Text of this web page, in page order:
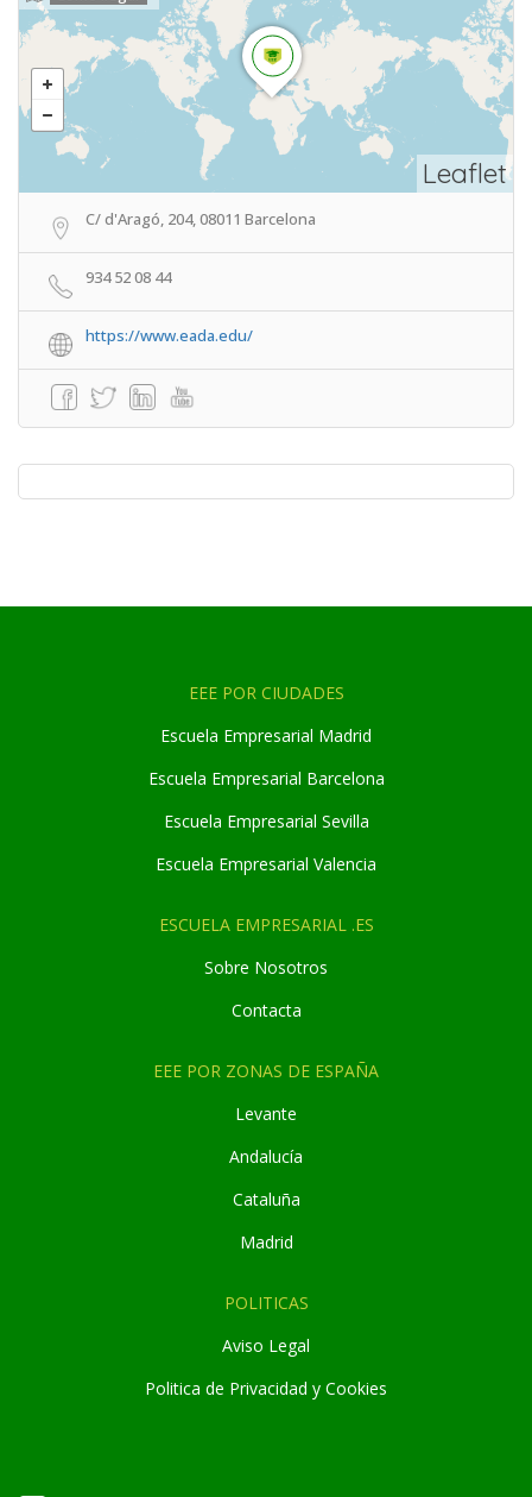
Leaflet
C/ d'Aragó, 204, 08011 Barcelona
934 52 08 44
https://www.eada.edu/
EEE POR CIUDADES
Escuela Empresarial Madrid
Escuela Empresarial Barcelona
Escuela Empresarial Sevilla
Escuela Empresarial Valencia
ESCUELA EMPRESARIAL .ES
Sobre Nosotros
Contacta
EEE POR ZONAS DE ESPAÑA
Levante
Andalucía
Cataluña
Madrid
POLITICAS
Aviso Legal
Politica de Privacidad y Cookies